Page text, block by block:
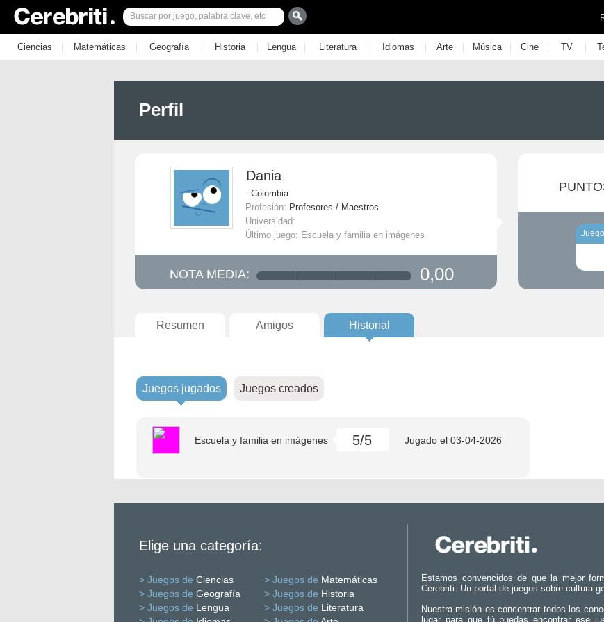
Ciencias | Matemáticas | Geografía | Historia | Lengua | Literatura | Idiomas | Arte | Música | Cine | TV |
Perfil
Dania
- Colombia
Profesión: Profesores / Maestros
Universidad:
Último juego: Escuela y familia en imágenes
NOTA MEDIA: 0,00
Resumen Amigos Historial
Juegos jugados Juegos creados
Escuela y familia en imágenes 5/5 Jugado el 03-04-2026
Elige una categoría:
> Juegos de Ciencias > Juegos de Matemáticas
> Juegos de Geografía > Juegos de Historia
> Juegos de Lengua > Juegos de Literatura
Estamos convencidos de que la mejor
Cerebriti. Un portal de juegos sobre cultura
Nuestra misión es concentrar todos los
lugar para que tú puedas encontrar ese